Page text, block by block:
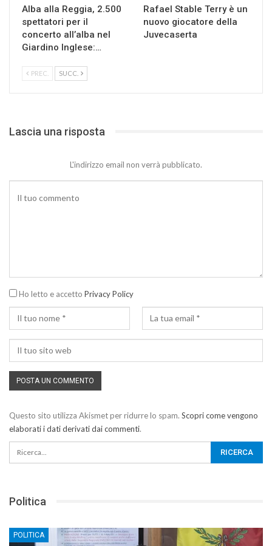
Alba alla Reggia, 2.500
spettatori per il
concerto all’alba nel
Giardino Inglese:…
Rafael Stable Terry è un
nuovo giocatore della
Juvecaserta
PREC. SUCC.
Lascia una risposta
L'indirizzo email non verrà pubblicato.
Ho letto e accetto Privacy Policy
Questo sito utilizza Akismet per ridurre lo spam. Scopri come vengono
elaborati i dati derivati dai commenti.
Politica
POLITICA